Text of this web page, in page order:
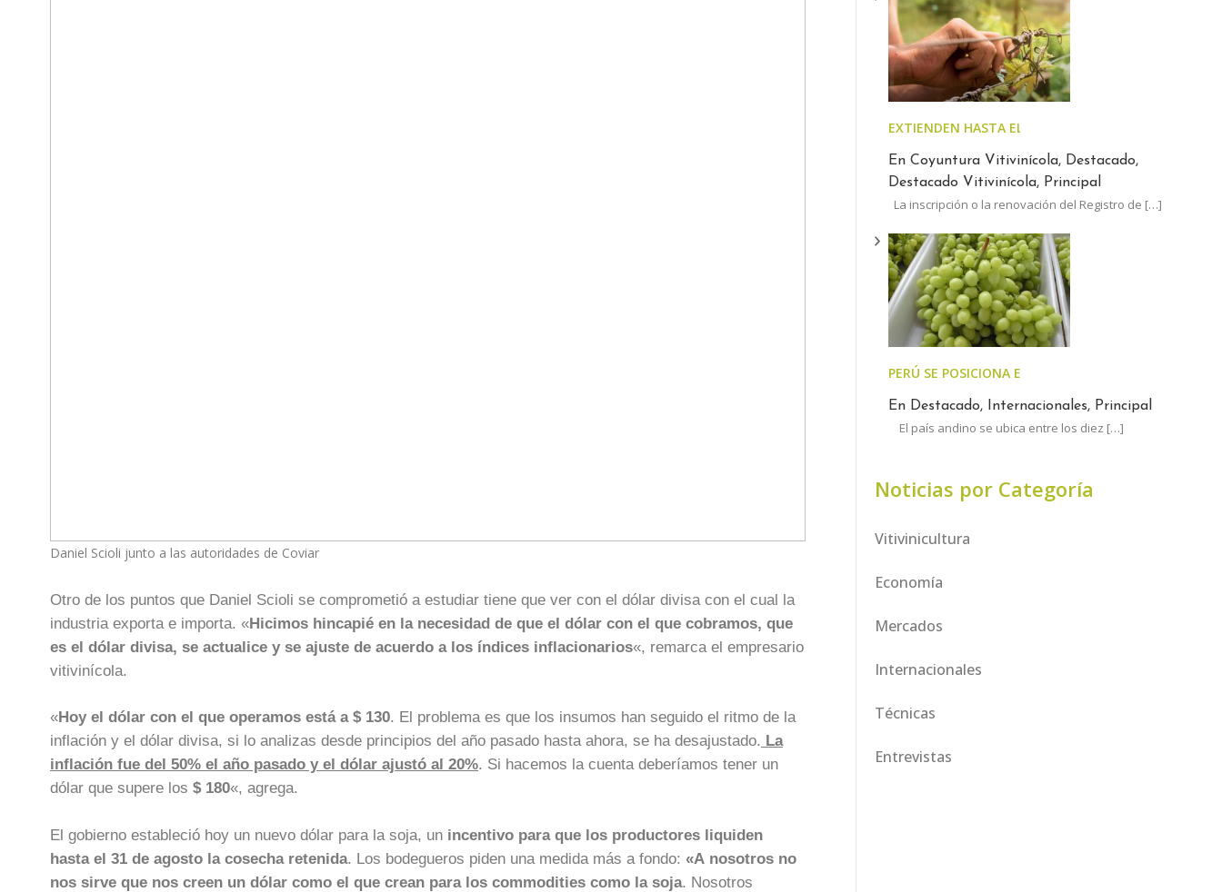
Daniel Scioli junto a las autoridades de Coviar
Otro de los puntos que Daniel Scioli se comprometió a estudiar tiene que ver con el dólar divisa con el cual la
industria exporta e importa. «Hicimos hincapié en la necesidad de que el dólar con el que cobramos, que
es el dólar divisa, se actualice y se ajuste de acuerdo a los índices inflacionarios«, remarca el empresario
vitivinícola.
«Hoy el dólar con el que operamos está a $ 130. El problema es que los insumos han seguido el ritmo de la
inflación y el dólar divisa, si lo analizas desde principios del año pasado hasta ahora, se ha desajustado. La
inflación fue del 50% el año pasado y el dólar ajustó al 20%. Si hacemos la cuenta deberíamos tener un
dólar que supere los $ 180«, agrega.
El gobierno estableció hoy un nuevo dólar para la soja, un incentivo para que los productores liquiden
hasta el 31 de agosto la cosecha retenida. Los bodegueros piden una medida más a fondo: «A nosotros no
nos sirve que nos creen un dólar como el que crean para los commodities como la soja. Nosotros
EXTIENDEN HASTA EL 30 DE JUNIO EL PLAZO PARA
En Coyuntura Vitivinícola, Destacado,
Destacado Vitivinícola, Principal
La inscripción o la renovación del Registro de […]
PERÚ SE POSICIONA ENTRE LOS LÍDERES
En Destacado, Internacionales, Principal
El país andino se ubica entre los diez […]
Noticias por Categoría
Vitivinicultura
Economía
Mercados
Internacionales
Técnicas
Entrevistas